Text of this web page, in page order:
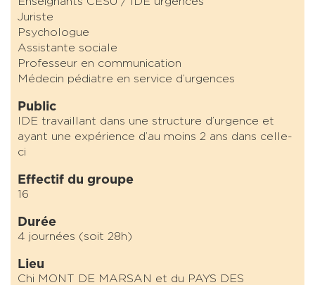
Juriste
Psychologue
Assistante sociale
Professeur en communication
Médecin pédiatre en service d’urgences
Public
IDE travaillant dans une structure d’urgence et
ayant une expérience d’au moins 2 ans dans celle-
ci
Effectif du groupe
16
Durée
4 journées (soit 28h)
Lieu
Chi MONT DE MARSAN et du PAYS DES